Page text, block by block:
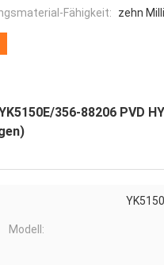
Fähigkeit:
zehn
356-88206 PVD
Modell: